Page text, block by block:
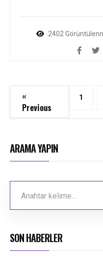
2402
«
Previous
1
ARAMA YAPIN
SON HABERLER